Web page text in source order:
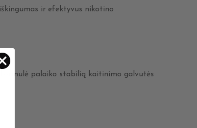
ir efektyvus nikotino
palaiko stabilią kaitinimo galvutės